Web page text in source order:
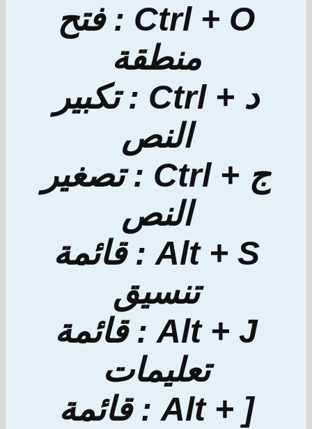
Ctrl + O : فتح
منطقة
د + Ctrl : تكبير
النص
ج + Ctrl : تصغير
النص
Alt + S : قائمة
تنسيق
Alt + J : قائمة
تعليمات
[ + Alt : قائمة